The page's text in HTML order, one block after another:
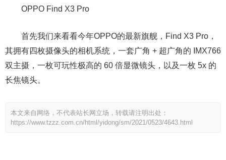
OPPO Find X3 Pro
首先我们来看看今年OPPO的最新旗舰，Find X3 Pro，
其拥有四枚摄像头的相机系统，一套广角 + 超广角的 IMX766
双主摄，一枚可玩性极高的 60 倍显微镜头，以及一枚 5x 的
长焦镜头。
本文来自网络，不代表站长网立场，转载请注明出处：
https://www.tzzz.com.cn/html/yidong/sm/2021/0523/4643.html